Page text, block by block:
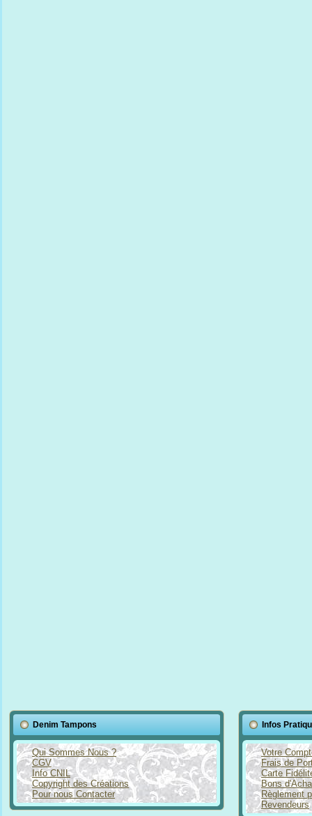
Denim Tampons
Qui Sommes Nous ?
CGV
Info CNIL
Copyright des Créations
Pour nous Contacter
Infos
Votre
Frais de
Carte
Bons
Règlement
Revendeurs